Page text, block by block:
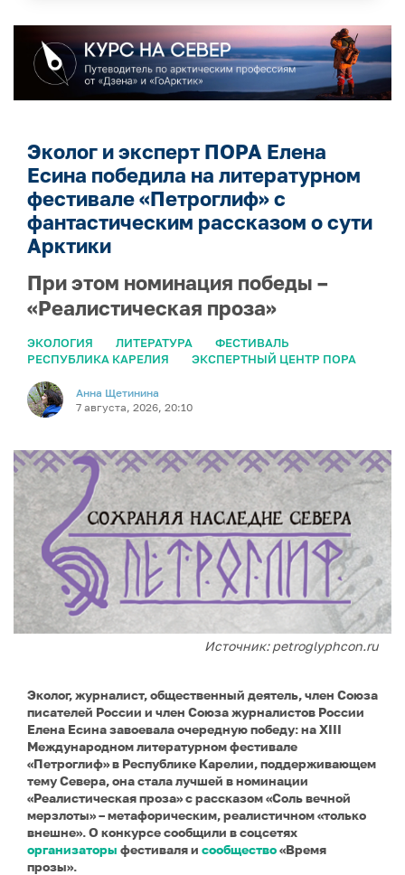
Эколог и эксперт ПОРА Елена
Есина победила на литературном
фестивале «Петроглиф» с
фантастическим рассказом о сути
Арктики
При этом номинация победы –
«Реалистическая проза»
ЭКОЛОГИЯ ЛИТЕРАТУРА
ФЕСТИВАЛЬ
РЕСПУБЛИКА КАРЕЛИЯ
ЭКСПЕРТНЫЙ ЦЕНТР ПОРА
Анна Щетинина
7 августа, 2026, 20:10
Источник: petroglyphcon.ru
Эколог, журналист, общественный деятель, член Союза
писателей России и член Союза журналистов России
Елена Есина завоевала очередную победу: на XIII
Международном литературном фестивале
«Петроглиф» в Республике Карелии, поддерживающем
тему Севера, она стала лучшей в номинации
«Реалистическая проза» с рассказом «Соль вечной
мерзлоты» – метафорическим, реалистичном «только
внешне». О конкурсе сообщили в соцсетях
организаторы фестиваля и сообщество«Время
прозы».